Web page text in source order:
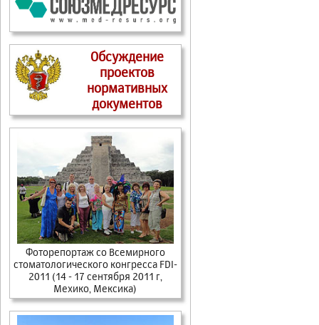
Обсуждение
проектов
нормативных
документов
Фоторепортаж cо Всемирного
стоматологического конгресса FDI-
2011 (14 - 17 сентября 2011 г,
Мехико, Мексика)